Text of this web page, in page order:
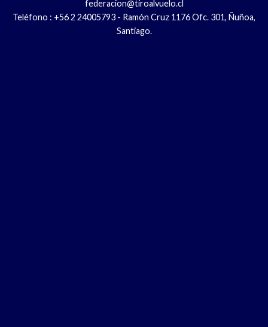
federacion@tiroalvuelo.cl
Teléfono : +56 2 24005793 - Ramón Cruz 1176 Ofc. 301, Ñuñoa,
Santiago.